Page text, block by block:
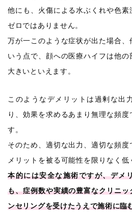
他にも、火傷による水ぶくれや色素
ゼロではありません。
万が一このような症状が出た場合、
いう点で、顔への医療ハイフは他
大きいといえます。
このようなデメリットは過剰な出
り、効果を求めるあまり無理な頻
す。
そのため、適切な出力、適切な頻
メリットを被る可能性を限りなく
本的には安全な施術ですが、デメ
も、症例数や実績の豊富なクリニ
ンセリングを受けたうえで施術に臨